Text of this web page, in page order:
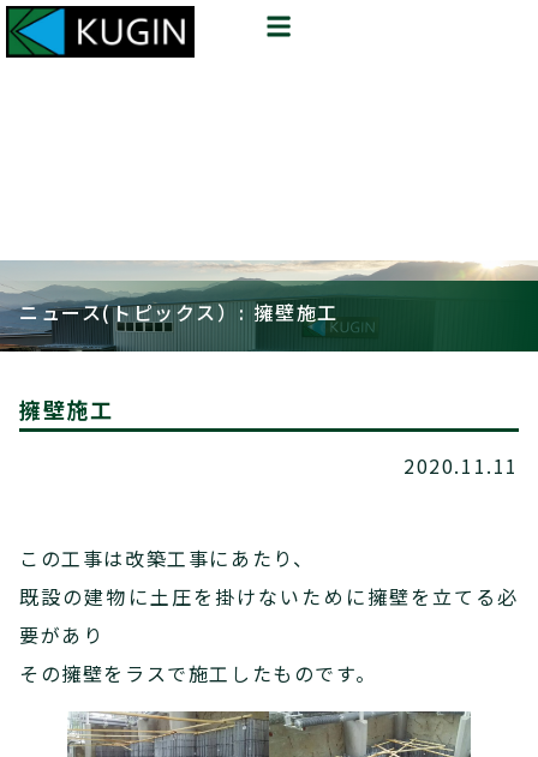
ニュース(トピックス）: 擁壁施工
擁壁施工
2020.11.11
この工事は改築工事にあたり、
既設の建物に土圧を掛けないために擁壁を立てる必
要があり
その擁壁をラスで施工したものです。